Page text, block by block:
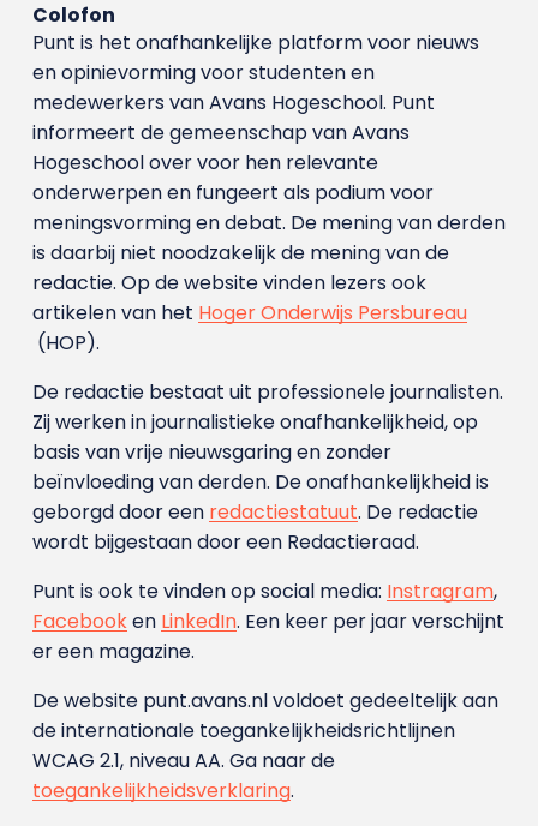
Colofon
Punt is het onafhankelijke platform voor nieuws
en opinievorming voor studenten en
medewerkers van Avans Hoge­school. Punt
informeert de gemeenschap van Avans
Hogeschool over voor hen relevante
onderwerpen en fungeert als podium voor
meningsvorming en debat. De mening van derden
is daarbij niet noodzakelijk de mening van de
redactie. Op de website vinden lezers ook
artikelen van het Hoger Onderwijs Persbureau
(HOP).
De redactie bestaat uit professionele journalisten.
Zij werken in journalistieke onafhankelijkheid, op
basis van vrije nieuwsgaring en zonder
beïnvloeding van derden. De onafhankelijkheid is
geborgd door een redactiestatuut. De redactie
wordt bijgestaan door een Redactieraad.
Punt is ook te vinden op social media: Instragram,
Facebooken LinkedIn. Een keer per jaar verschijnt
er een magazine.
De website punt.avans.nl voldoet gedeeltelijk aan
de internationale toegankelijkheidsrichtlijnen
WCAG 2.1, niveau AA. Ga naar de
toegankelijkheidsverklaring.